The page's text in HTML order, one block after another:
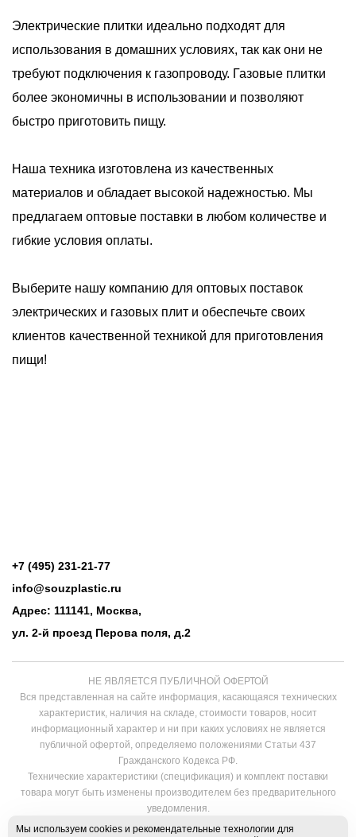
Электрические плитки идеально подходят для
использования в домашних условиях, так как они не
требуют подключения к газопроводу. Газовые плитки
более экономичны в использовании и позволяют
быстро приготовить пищу.
Наша техника изготовлена из качественных
материалов и обладает высокой надежностью. Мы
предлагаем оптовые поставки в любом количестве и
гибкие условия оплаты.
Выберите нашу компанию для оптовых поставок
электрических и газовых плит и обеспечьте своих
клиентов качественной техникой для приготовления
пищи!
+7 (495) 231-21-77
info@souzplastic.ru
Адрес: 111141, Москва,
ул. 2-й проезд Перова поля, д.2
НЕ ЯВЛЯЕТСЯ ПУБЛИЧНОЙ ОФЕРТОЙ
Вся представленная на сайте информация, касающаяся технических
характеристик, наличия на складе, стоимости товаров, носит
информационный характер и ни при каких условиях не является
публичной офертой, определяемо положениями Статьи 437
Гражданского Кодекса РФ.
Технические характеристики (спецификация) и комплект поставки
товара могут быть изменены производителем без предварительного
уведомления.
Нажатие на кнопку «Купить», «Заказ в 1 клик», «Быстрый заказ», а также
Мы используем cookies и рекомендательные технологии для